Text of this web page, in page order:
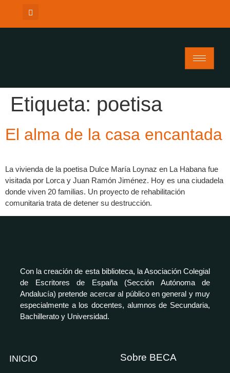
Etiqueta: poetisa
El alma de la casa encantada
La vivienda de la poetisa Dulce María Loynaz en La Habana fue
visitada por Lorca y Juan Ramón Jiménez. Hoy es una ciudadela
donde viven 20 familias. Un proyecto de rehabilitación
comunitaria trata de detener su destrucción.
Con la creación de esta biblioteca, la Asociación Colegial
de Escritores de España (Sección Autónoma de
Andalucía) pretende acercar al público en general y muy
especialmente a los docentes, alumnos de Secundaria,
Bachillerato y Universidad.
INICIO Sobre BECA